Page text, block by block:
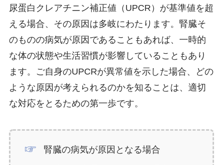
尿蛋白クレアチニン補正値（UPCR）が基準値を超
える場合、その原因は多岐にわたります。腎臓そ
のものの病気が原因であることもあれば、一時的
な体の状態や生活習慣が影響していることもあり
ます。ご自身のUPCRが異常値を示した場合、どの
ような原因が考えられるのかを知ることは、適切
な対応をとるための第一歩です。
腎臓の病気が原因となる場合